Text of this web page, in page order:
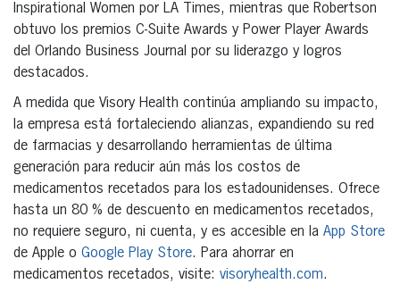
Inspirational Women por LA Times, mientras que Robertson
obtuvo los premios C-Suite Awards y Power Player Awards
del Orlando Business Journal por su liderazgo y logros
destacados.
A medida que Visory Health continúa ampliando su impacto,
la empresa está fortaleciendo alianzas, expandiendo su red
de farmacias y desarrollando herramientas de última
generación para reducir aún más los costos de
medicamentos recetados para los estadounidenses. Ofrece
hasta un 80 % de descuento en medicamentos recetados,
no requiere seguro, ni cuenta, y es accesible en la App Store
de Apple o Google Play Store. Para ahorrar en
medicamentos recetados, visite: visoryhealth.com.